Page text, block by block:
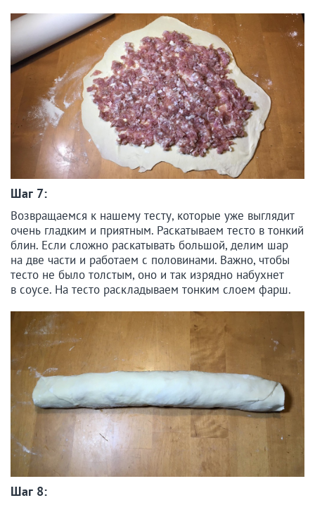
Шаг 7:
Возвращаемся к нашему тесту, которые уже выглядит
очень гладким и приятным. Раскатываем тесто в тонкий
блин. Если сложно раскатывать большой, делим шар
на две части и работаем с половинами. Важно, чтобы
тесто не было толстым, оно и так изрядно набухнет
в соусе. На тесто раскладываем тонким слоем фарш.
Шаг 8: